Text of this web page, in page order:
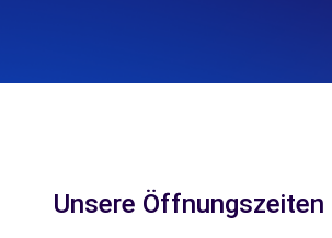
Unsere Öffnungszeiten